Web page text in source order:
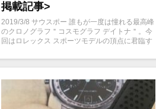
掲載記事>
2019/3/8 サウスポー 誰もが一度は憧れる最高峰
のクロノグラフ＂コスモグラフ デイトナ＂。今
回はロレックス スポーツモデルの頂点に君臨す
介したいと思います。